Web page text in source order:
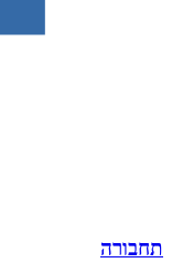
תחבורה